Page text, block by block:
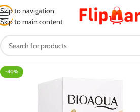
Skip to navigation
Skip to main content
-40%